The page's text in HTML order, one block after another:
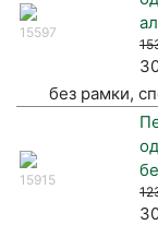
15597
без рамки,
15915